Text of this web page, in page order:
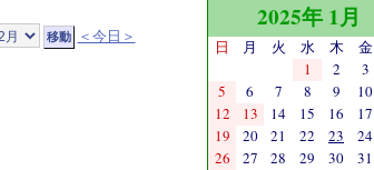
＜今日＞
2025年 1月
日 月 火 水 木 金
1
2 3
5
6 7 8 9 10
12
13 14 15 16 17
19
20 21 22 23 24
26
27 28 29 30 31